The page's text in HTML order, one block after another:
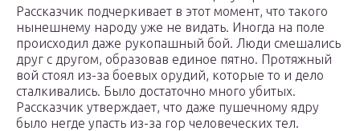
Рассказчик подчеркивает в этот момент, что такого
нынешнему народу уже не видать. Иногда на поле
происходил даже рукопашный бой. Люди смешались
друг с другом, образовав единое пятно. Протяжный
вой стоял из-за боевых орудий, которые то и дело
сталкивались. Было достаточно много убитых.
Рассказчик утверждает, что даже пушечному ядру
было негде упасть из-за гор человеческих тел.